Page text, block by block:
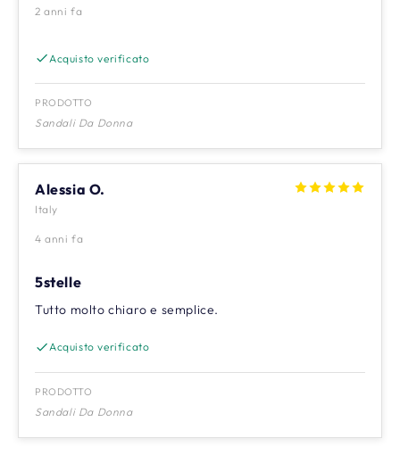
2 anni fa
Acquisto verificato
PRODOTTO
Sandali Da Donna
Alessia O.
Italy
4 anni fa
5stelle
Tutto molto chiaro e semplice.
Acquisto verificato
PRODOTTO
Sandali Da Donna